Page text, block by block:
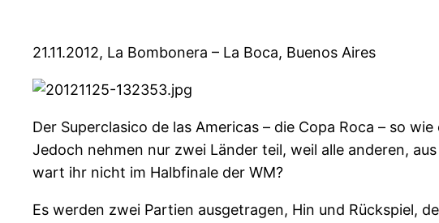
21.11.2012, La Bombonera – La Boca, Buenos Aires
Der Superclasico de las Americas – die Copa Roca – so
Jedoch nehmen nur zwei Länder teil, weil alle anderen,
wart ihr nicht im Halbfinale der WM?
Es werden zwei Partien ausgetragen, Hin und Rückspiel,